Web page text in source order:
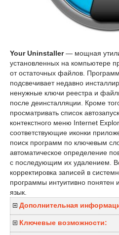
Your Uninstaller— мощная
установленных на компьютере
от остаточных файлов.
подсвечивает недавно
ненужные ключи реестра и
после деинсталляции. Кроме
просматривать список
контекстного меню Internet
соответствующие иконки
поиск программ по ключевым
автоматическое определение
с последующим их удалением.
корректировка записей в
программы интуитивно понятен
язык.
Дополнительная
Ключевые возможности: